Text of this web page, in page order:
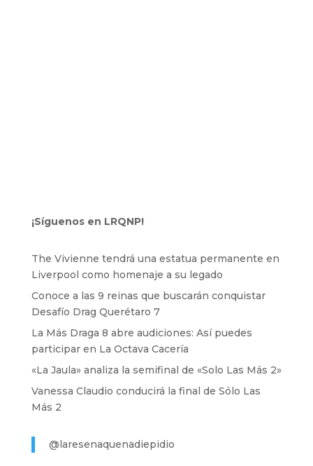
¡Síguenos en LRQNP!
The Vivienne tendrá una estatua permanente en
Liverpool como homenaje a su legado
Conoce a las 9 reinas que buscarán conquistar
Desafío Drag Querétaro 7
La Más Draga 8 abre audiciones: Así puedes
participar en La Octava Cacería
«La Jaula» analiza la semifinal de «Solo Las Más 2»
Vanessa Claudio conducirá la final de Sólo Las
Más 2
@laresenaquenadiepidio